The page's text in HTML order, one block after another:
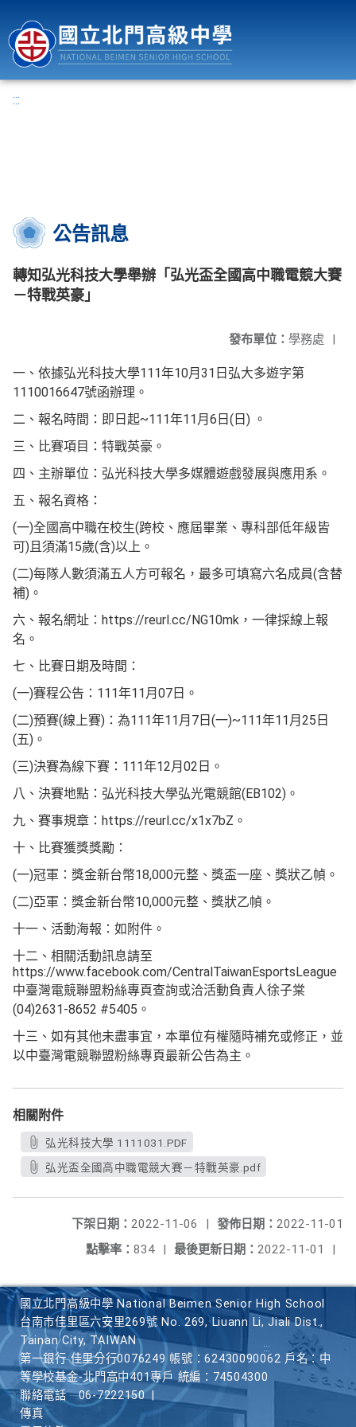
:::
公告訊息
轉知弘光科技大學舉辦「弘光盃全國高中職電競大賽
－特戰英豪」
發布單位： 學務處 |
一、依據弘光科技大學111年10月31日弘大多遊字第
1110016647號函辦理。
二、報名時間：即日起~111年11月6日(日) 。
三、比賽項目：特戰英豪。
四、主辦單位：弘光科技大學多媒體遊戲發展與應用系。
五、報名資格：
(一)全國高中職在校生(跨校、應屆畢業、專科部低年級皆
可)且須滿15歲(含)以上。
(二)每隊人數須滿五人方可報名，最多可填寫六名成員(含替
補)。
六、報名網址：https://reurl.cc/NG10mk，一律採線上報
名。
七、比賽日期及時間：
(一)賽程公告：111年11月07日。
(二)預賽(線上賽)：為111年11月7日(一)~111年11月25日
(五)。
(三)決賽為線下賽：111年12月02日。
八、決賽地點：弘光科技大學弘光電競館(EB102)。
九、賽事規章：https://reurl.cc/x1x7bZ。
十、比賽獲獎獎勵：
(一)冠軍：獎金新台幣18,000元整、獎盃一座、獎狀乙幀。
(二)亞軍：獎金新台幣10,000元整、獎狀乙幀。
十一、活動海報：如附件。
十二、相關活動訊息請至
https://www.facebook.com/CentralTaiwanEsportsLeague
中臺灣電競聯盟粉絲專頁查詢或洽活動負責人徐子棠
(04)2631-8652 #5405。
十三、如有其他未盡事宜，本單位有權隨時補充或修正，並
以中臺灣電競聯盟粉絲專頁最新公告為主。
相關附件
弘光科技大學 1111031.PDF
弘光盃全國高中職電競大賽－特戰英豪.pdf
發佈日期： 2022-11-01
下架日期： 2022-11-06
|
最後更新日期： 2022-11-01 |
點擊率： 834 |
國立北門高級中學 National Beimen Senior High School
台南市佳里區六安里269號 No. 269, Liuann Li, Jiali Dist.,
Tainan City, TAIWAN
第一銀行 佳里分行0076249 帳號：62430090062 戶名：中
等學校基金-北門高中401專戶 統編：74504300
聯絡電話
06-7222150
傳真